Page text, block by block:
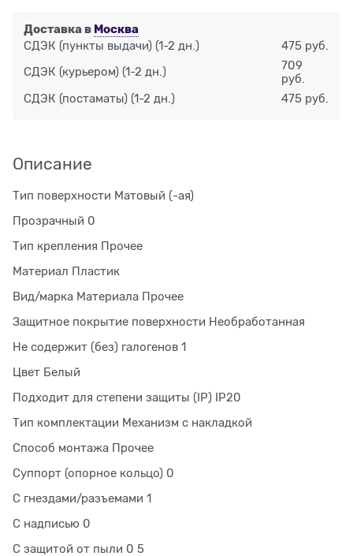
Доставка в Москва
СДЭК (пункты выдачи) (1-2 дн.) 475 руб.
СДЭК (курьером) (1-2 дн.)
709
руб.
СДЭК (постаматы) (1-2 дн.) 475 руб.
Описание
Тип поверхности Матовый (-ая)
Прозрачный 0
Тип крепления Прочее
Материал Пластик
Вид/марка Материала Прочее
Защитное покрытие поверхности Необработанная
Не содержит (без) галогенов 1
Цвет Белый
Подходит для степени защиты (IP) IP20
Тип комплектации Механизм с накладкой
Способ монтажа Прочее
Суппорт (опорное кольцо) 0
С гнездами/разъемами 1
С надписью 0
С защитой от пыли 0 5